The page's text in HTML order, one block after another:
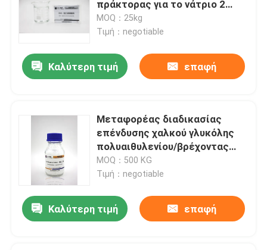
πράκτορας για το νάτριο 2
επένδυσης νικελίου θειικό
άλας Ethylhexyl
MOQ：25kg
Τιμή：negotiable
Καλύτερη τιμή επαφή
Μεταφορέας διαδικασίας
επένδυσης χαλκού γλυκόλης
πολυαιθυλενίου/βρέχοντας
πράκτορας
MOQ：500 KG
Τιμή：negotiable
Καλύτερη τιμή επαφή